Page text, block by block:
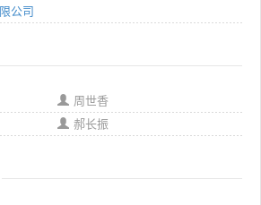
公司
周世香
郝长振